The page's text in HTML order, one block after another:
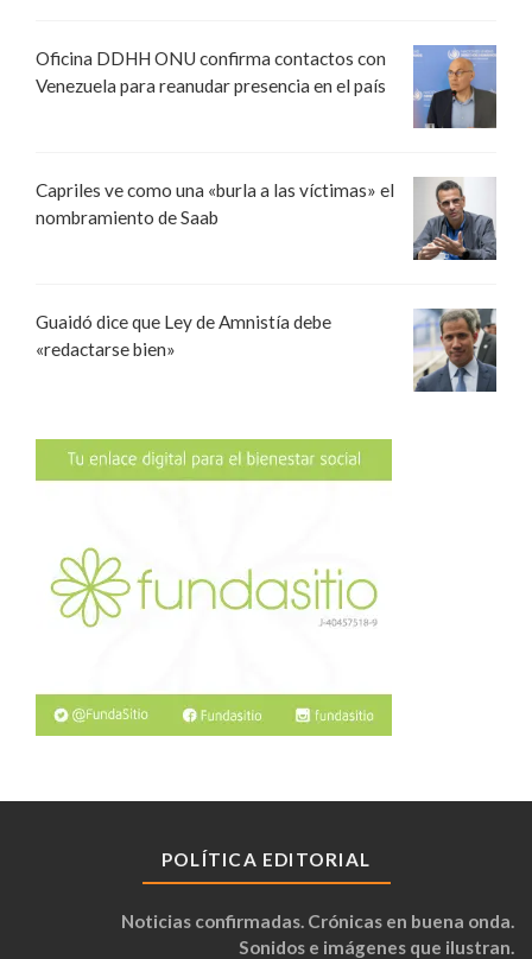
Oficina DDHH ONU confirma contactos con
Venezuela para reanudar presencia en el país
Capriles ve como una «burla a las víctimas» el
nombramiento de Saab
Guaidó dice que Ley de Amnistía debe
«redactarse bien»
POLÍTICA EDITORIAL
Noticias confirmadas. Crónicas en buena onda.
Sonidos e imágenes que ilustran.